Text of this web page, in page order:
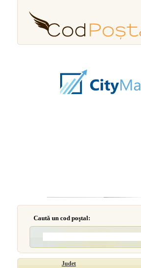
Caută un cod poştal:
Judet